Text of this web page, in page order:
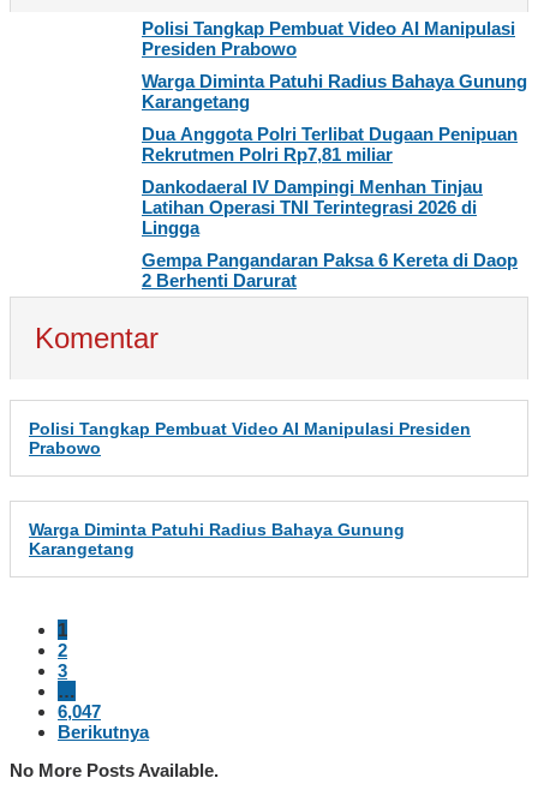
Polisi Tangkap Pembuat Video AI Manipulasi
Presiden Prabowo
Warga Diminta Patuhi Radius Bahaya Gunung
Karangetang
Dua Anggota Polri Terlibat Dugaan Penipuan
Rekrutmen Polri Rp7,81 miliar
Dankodaeral IV Dampingi Menhan Tinjau
Latihan Operasi TNI Terintegrasi 2026 di
Lingga
Gempa Pangandaran Paksa 6 Kereta di Daop
2 Berhenti Darurat
Komentar
Polisi Tangkap Pembuat Video AI Manipulasi Presiden
Prabowo
Warga Diminta Patuhi Radius Bahaya Gunung
Karangetang
1
2
3
…
6,047
Berikutnya
No More Posts Available.